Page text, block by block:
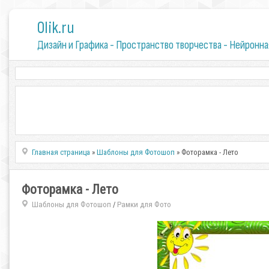
0lik.ru
Дизайн и Графика - Пространство творчества -
Главная страница »Шаблоны для Фотошоп » Фоторамка - Лето
Фоторамка - Лето
Шаблоны для Фотошоп / Рамки для Фото